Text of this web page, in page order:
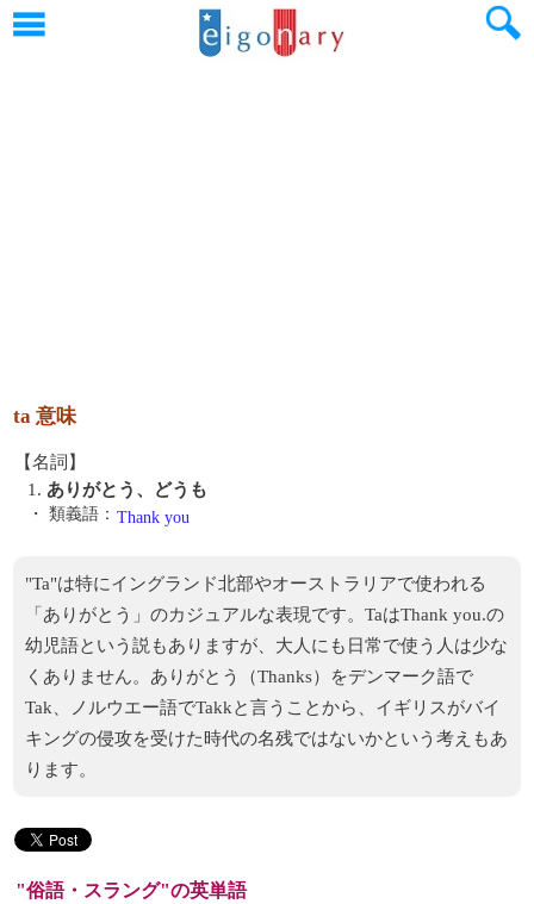
ta 意味
【名詞】
1. ありがとう、どうも
・ 類義語： Thank you
"Ta"は特にイングランド北部やオーストラリアで使われる
「ありがとう」のカジュアルな表現です。TaはThank you.の
幼児語という説もありますが、大人にも日常で使う人は少な
くありません。ありがとう（Thanks）をデンマーク語で
Tak、ノルウエー語でTakkと言うことから、イギリスがバイ
キングの侵攻を受けた時代の名残ではないかという考えもあ
ります。
"俗語・スラング"の英単語